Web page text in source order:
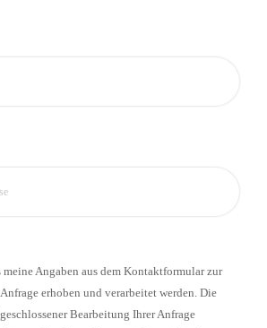
meine Angaben aus dem Kontaktformular zur
erhoben und verarbeitet werden. Die
Bearbeitung Ihrer Anfrage